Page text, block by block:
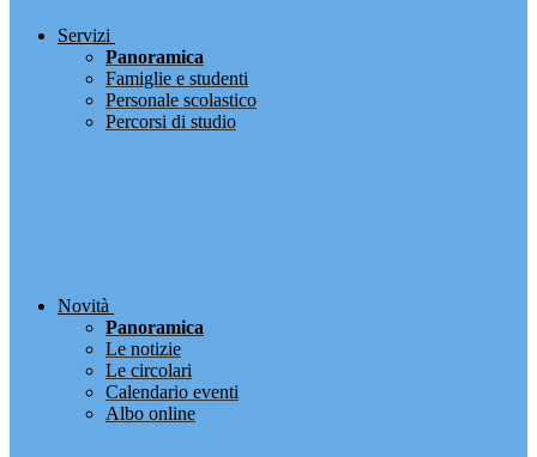
Servizi
Panoramica
Famiglie e studenti
Personale scolastico
Percorsi di studio
Novità
Panoramica
Le notizie
Le circolari
Calendario eventi
Albo online